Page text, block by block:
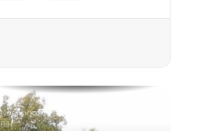
Novi sigurnosni sistem za izbore u
BiH